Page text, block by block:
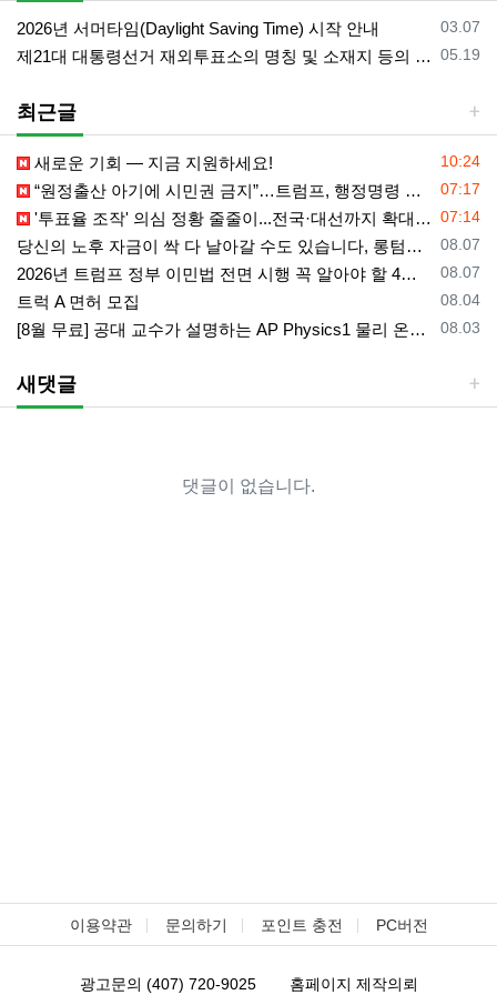
등록일
03.07
2026년 서머타임(Daylight Saving Time) 시작 안내
등록일
05.19
제21대 대통령선거 재외투표소의 명칭 및 소재지 등의 공고/올랜도 제외 투표소
최근글
등록일
10:24
새로운 기회 — 지금 지원하세요!
등록일
07:17
“원정출산 아기에 시민권 금지”…트럼프, 행정명령 서명
등록일
07:14
'투표율 조작' 의심 정황 줄줄이...전국·대선까지 확대되나
등록일
08.07
당신의 노후 자금이 싹 다 날아갈 수도 있습니다, 롱텀케어 준비 하기
등록일
08.07
2026년 트럼프 정부 이민법 전면 시행 꼭 알아야 할 4가지!!
등록일
08.04
트럭 A 면허 모집
등록일
08.03
[8월 무료] 공대 교수가 설명하는 AP Physics1 물리 온라인 강의
새댓글
댓글이 없습니다.
이용약관 문의하기 포인트 충전 PC버전
광고문의 (407) 720-9025 홈페이지 제작의뢰